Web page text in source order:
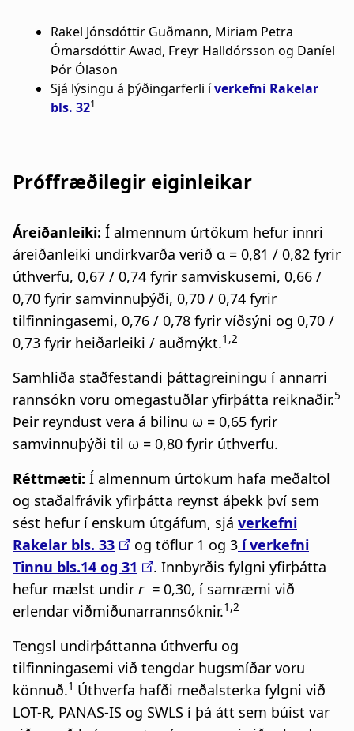
Rakel Jónsdóttir Guðmann, Miriam Petra
Ómarsdóttir Awad, Freyr Halldórsson og Daníel
Þór Ólason
Sjá lýsingu á þýðingarferli íverkefni Rakelar
bls. 321
Próffræðilegir eiginleikar
Áreiðanleiki: Í almennum úrtökum hefur innri
áreiðanleiki undirkvarða verið α = 0,81 / 0,82 fyrir
úthverfu, 0,67 / 0,74 fyrir samviskusemi, 0,66 /
0,70 fyrir samvinnuþýði, 0,70 / 0,74 fyrir
tilfinningasemi, 0,76 / 0,78 fyrir víðsýni og 0,70 /
0,73 fyrir heiðarleiki / auðmýkt.1,2
Samhliða staðfestandi þáttagreiningu í annarri
rannsókn voru omegastuðlar yfirþátta reiknaðir.5
Þeir reyndust vera á bilinu ω = 0,65 fyrir
samvinnuþýði til ω = 0,80 fyrir úthverfu.
Réttmæti: Í almennum úrtökum hafa meðaltöl
og staðalfrávik yfirþátta reynst áþekk því sem
sést hefur í enskum útgáfum, sjá verkefni
Rakelar bls. 33
og töflur 1 og 3 í verkefni
Tinnu bls.14 og 31
. Innbyrðis fylgni yfirþátta
hefur mælst undir r = 0,30, í samræmi við
erlendar viðmiðunarrannsóknir.1,2
Tengsl undirþáttanna úthverfu og
tilfinningasemi við tengdar hugsmíðar voru
könnuð.1 Úthverfa hafði meðalsterka fylgni við
LOT-R, PANAS-IS og SWLS í þá átt sem búist var